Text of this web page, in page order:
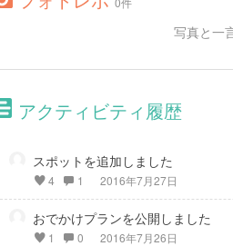
写真と一
アクティビティ履歴
スポットを追加しました
4 1 2016年7月27日
おでかけプランを公開しました
1 0 2016年7月26日